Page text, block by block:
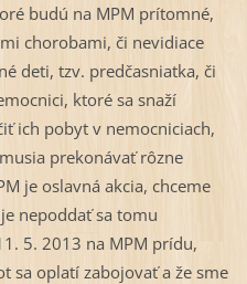
budú na MPM prítomné,
chorobami, či nevidiace
deti, tzv. predčasniatka, či
ktoré sa snaží
ich pobyt v nemocniciach,
prekonávať rôzne
je oslavná akcia, chceme
nepoddať sa tomu
5. 2013 na MPM prídu,
sa oplatí zabojovať a že sme